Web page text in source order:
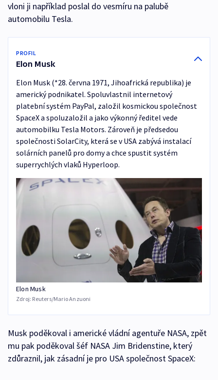
vloni ji například poslal do vesmíru na palubě
automobilu Tesla.
PROFIL
Elon Musk
Elon Musk (*28. června 1971, Jihoafrická republika) je
americký podnikatel. Spoluvlastnil internetový
platební systém PayPal, založil kosmickou společnost
SpaceX a spoluzaložil a jako výkonný ředitel vede
automobilku Tesla Motors. Zároveň je předsedou
společnosti SolarCity, která se v USA zabývá instalací
solárních panelů pro domy a chce spustit systém
superrychlých vlaků Hyperloop.
Elon Musk
Zdroj: Reuters/Mario Anzuoni
Musk poděkoval i americké vládní agentuře NASA, zpět
mu pak poděkoval šéf NASA Jim Bridenstine, který
zdůraznil, jak zásadní je pro USA společnost SpaceX: